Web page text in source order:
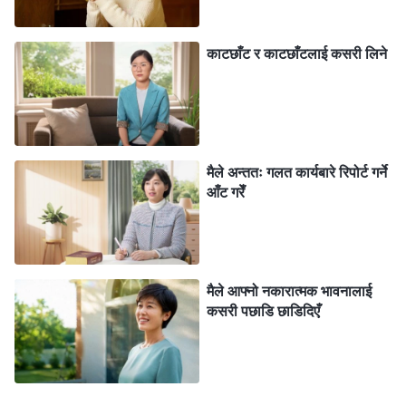
हुर्काउनु भएको थियो, र मेरा आफ्नै छोराछोरीलाई हुर्काउन पनि मद्दत
गर्नुभयो। यस्तो वृद्ध उमेरमा पनि उहाँहरूले मेरो चिन्ता लिनुपरेको
थियो। यदि म विश्वासी नभएको भए उहाँहरूले यस्तो पीडा र सास्ती
भोग्नुपर्ने थिएन। मलाई म उहाँहरूको ऋणी छु भन्ने महसुस भयो—
मलाई एकदमै नराम्रो लाग्यो। तर फेरि, मलाई म सही स्थितिमा छैन
भन्ने महसुस गरेँ। मैले हतारहतार एउटा प्रार्थना गरेँ, “हे परमेश्‍वर! यो
परिस्थिति मेरा लागि पीडादायी छ। म कमजोर महसुस गर्दै छु। म
आफ्ना बुबाआमाप्रति ऋणी भएको लाग्छ। मलाई के गर्ने थाहा छैन।
कृपया मलाई अन्तर्दृष्टि र मार्गदर्शन दिनुहोस् ताकि म तपाईंको
अभिप्राय बुझ्न र दृढ रहन सकूँ।” प्रार्थनापछि, मैले तत्कालै
परमेश्‍वरसामु आफ्नो आस्थामा दृढ रहने, परमेश्‍वरलाई पछ्याउने, र
अटल हृदयले उहाँलाई प्रेम गर्ने कुरा पछ्याउने भनी आफूले गरेको
सङ्कल्प सम्झेँ। त्यही पल, म आफ्नो होसमा पाएँ। मैले परमेश्‍वरका
काटछाँट र काटछाँटलाई कसरी लिने
मैले अन्ततः गलत कार्यबारे रिपोर्ट गर्ने
आँट गरेँ
मैले आफ्नो नकारात्मक भावनालाई
कसरी पछाडि छाडिदिएँ